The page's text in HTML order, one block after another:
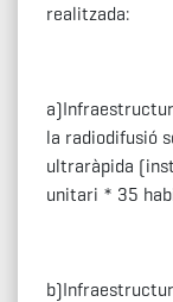
realitzada:
la radiodifusió
ultraràpida
unitari * 35